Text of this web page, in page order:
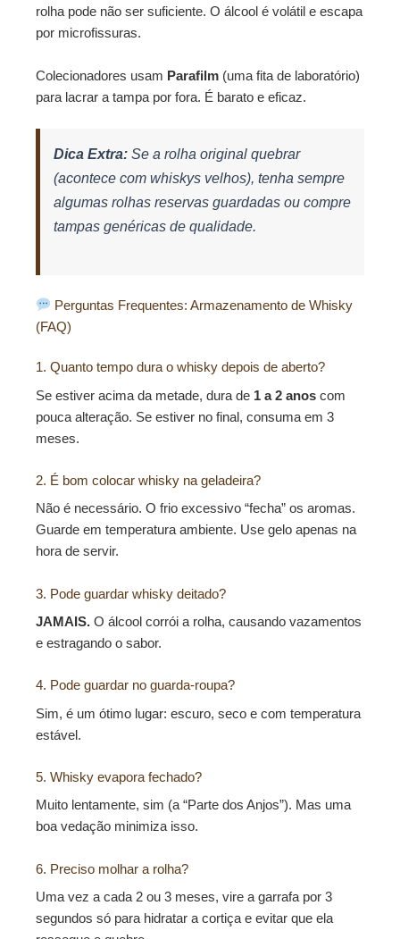
rolha pode não ser suficiente. O álcool é volátil e escapa
por microfissuras.
Colecionadores usam Parafilm (uma fita de laboratório)
para lacrar a tampa por fora. É barato e eficaz.
Dica Extra: Se a rolha original quebrar
(acontece com whiskys velhos), tenha sempre
algumas rolhas reservas guardadas ou compre
tampas genéricas de qualidade.
Perguntas Frequentes: Armazenamento de Whisky
(FAQ)
1. Quanto tempo dura o whisky depois de aberto?
Se estiver acima da metade, dura de 1 a 2 anos com
pouca alteração. Se estiver no final, consuma em 3
meses.
2. É bom colocar whisky na geladeira?
Não é necessário. O frio excessivo “fecha” os aromas.
Guarde em temperatura ambiente. Use gelo apenas na
hora de servir.
3. Pode guardar whisky deitado?
JAMAIS. O álcool corrói a rolha, causando vazamentos
e estragando o sabor.
4. Pode guardar no guarda-roupa?
Sim, é um ótimo lugar: escuro, seco e com temperatura
estável.
5. Whisky evapora fechado?
Muito lentamente, sim (a “Parte dos Anjos”). Mas uma
boa vedação minimiza isso.
6. Preciso molhar a rolha?
Uma vez a cada 2 ou 3 meses, vire a garrafa por 3
segundos só para hidratar a cortiça e evitar que ela